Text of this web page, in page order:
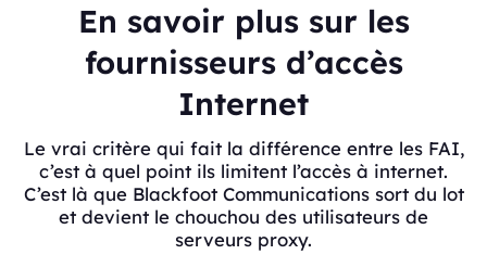
En savoir plus sur les
fournisseurs d’accès
Internet
Le vrai critère qui fait la différence entre les FAI,
c’est à quel point ils limitent l’accès à internet.
C’est là que Blackfoot Communications sort du lot
et devient le chouchou des utilisateurs de
serveurs proxy.